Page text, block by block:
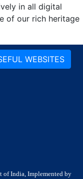
in all digital
of our rich heritage
WEBSITES
of India, Implemented by